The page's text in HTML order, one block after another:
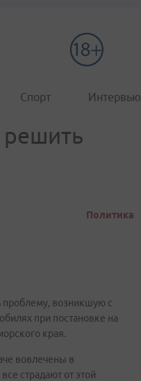
Спорт Интервью
Политика
возникшую с
при постановке на
края.
вовлечены в
страдают от этой